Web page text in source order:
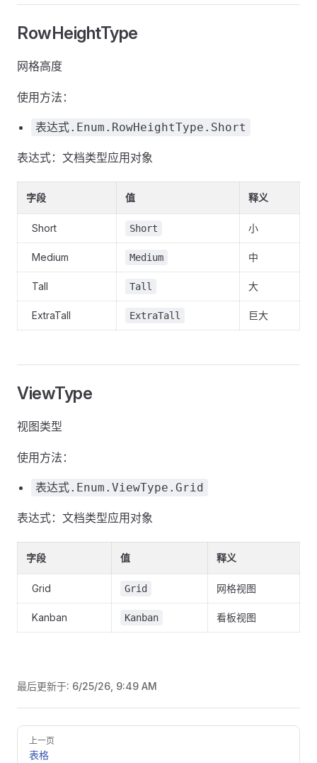
RowHeightType
网格高度
使用方法：
表达式.Enum.RowHeightType.Short
表达式：文档类型应用对象
字段 值 释义
Short Short 小
Medium Medium 中
Tall Tall 大
ExtraTall ExtraTall 巨大
ViewType
视图类型
使用方法：
表达式.Enum.ViewType.Grid
表达式：文档类型应用对象
字段 值 释义
Grid Grid 网格视图
Kanban Kanban 看板视图
最后更新于: 6/25/26, 9:49 AM
Pager
上一页
表格